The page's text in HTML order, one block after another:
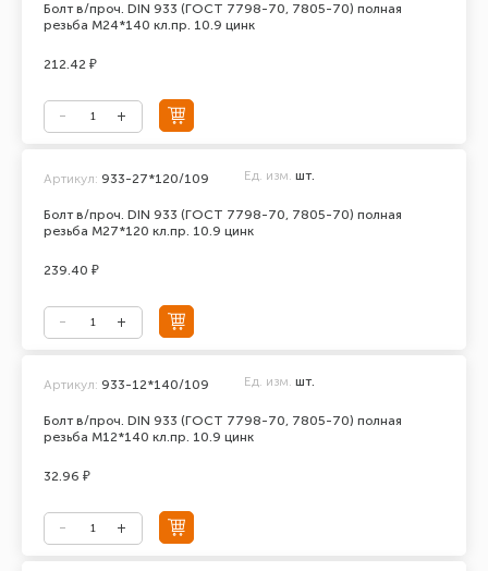
Болт в/проч. DIN 933 (ГОСТ 7798-70, 7805-70) полная
резьба М24*140 кл.пр. 10.9 цинк
212.42 ₽
Болт в/проч. DIN 933 (ГОСТ 7798-70, 7805-70) полная
резьба М27*120 кл.пр. 10.9 цинк
Артикул: 933-27*120/109 Ед. изм. шт.
239.40 ₽
Болт в/проч. DIN 933 (ГОСТ 7798-70, 7805-70) полная
резьба М12*140 кл.пр. 10.9 цинк
Артикул: 933-12*140/109 Ед. изм. шт.
32.96 ₽